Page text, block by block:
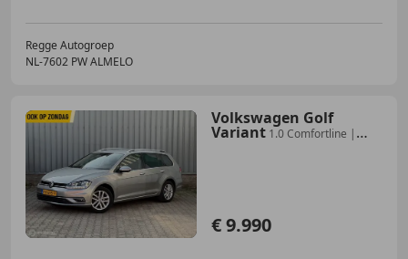
Regge Autogroep
NL-7602 PW ALMELO
Volkswagen Golf
Variant 1.0 Comfortline |
€ 9.990